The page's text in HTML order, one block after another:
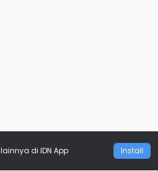
lainnya di IDN App Install